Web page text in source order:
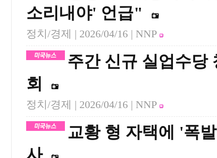
소리내야' 언급"
정치/경제 | 2026/04/16 | NNP
주간 신규 실업수당
회
정치/경제 | 2026/04/16 | NNP
교황 형 자택에 '폭
사